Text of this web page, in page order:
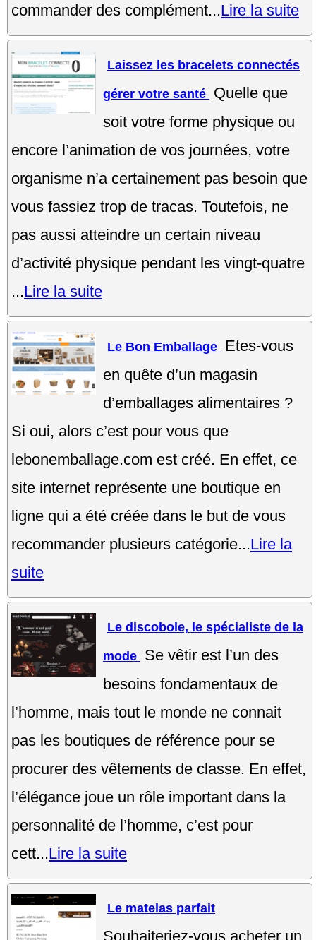
commander des complément...Lire la suite
Laissez les bracelets connectés
gérer votre santé Quelle que
soit votre forme physique ou
encore l’animation de vos journées, votre
organisme n’a certainement pas besoin que
vous fassiez trop de tracas. Toutefois, ne
pas aussi atteindre un certain niveau
d’activité physique pendant les vingt-quatre
...Lire la suite
Le Bon Emballage Etes-vous
en quête d’un magasin
d’emballages alimentaires ?
Si oui, alors c’est pour vous que
lebonemballage.com est créé. En effet, ce
site internet représente une boutique en
ligne qui a été créée dans le but de vous
recommander plusieurs catégorie...Lire la
suite
Le discobole, le spécialiste de la
mode Se vêtir est l’un des
besoins fondamentaux de
l’homme, mais tout le monde ne connait
pas les boutiques de référence pour se
procurer des vêtements de classe. En effet,
l’élégance joue un rôle important dans la
personnalité de l’homme, c’est pour
cett...Lire la suite
Le matelas parfait
Souhaiteriez-vous acheter un